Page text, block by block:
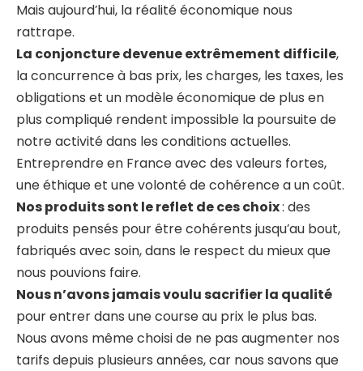
Mais aujourd’hui, la réalité économique nous
rattrape.
La conjoncture devenue extrêmement difficile,
la concurrence à bas prix, les charges, les taxes, les
obligations et un modèle économique de plus en
plus compliqué rendent impossible la poursuite de
notre activité dans les conditions actuelles.
Entreprendre en France avec des valeurs fortes,
une éthique et une volonté de cohérence a un coût.
Nos produits sont le reflet de ces choix: des
produits pensés pour être cohérents jusqu’au bout,
fabriqués avec soin, dans le respect du mieux que
nous pouvions faire.
Nous n’avons jamais voulu sacrifier la qualité
pour entrer dans une course au prix le plus bas.
Nous avons même choisi de ne pas augmenter nos
tarifs depuis plusieurs années, car nous savons que